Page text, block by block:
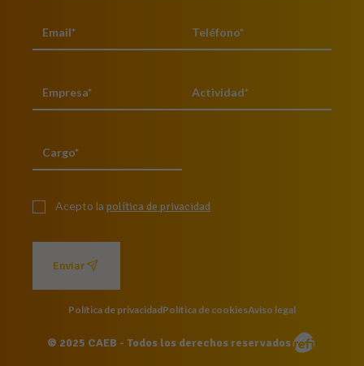
Acepto la política de privacidad
Enviar
Política de privacidadPolítica de cookiesAviso legal
© 2025 CAEB - Todos los derechos reservados